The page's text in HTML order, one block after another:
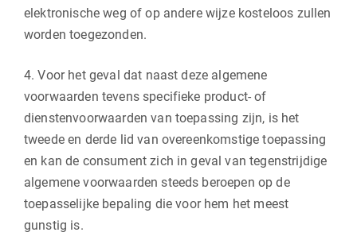
elektronische weg of op andere wijze kosteloos zullen
worden toegezonden.
4. Voor het geval dat naast deze algemene
voorwaarden tevens specifieke product- of
dienstenvoorwaarden van toepassing zijn, is het
tweede en derde lid van overeenkomstige toepassing
en kan de consument zich in geval van tegenstrijdige
algemene voorwaarden steeds beroepen op de
toepasselijke bepaling die voor hem het meest
gunstig is.